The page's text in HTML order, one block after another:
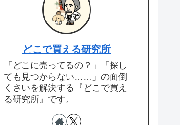
どこで買える研究所
「どこに売ってるの？」「探し
ても見つからない……」の面倒
くさいを解決する『どこで買え
る研究所』です。